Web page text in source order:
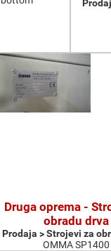
Druga oprema -
obradu drva
Prodaja > Strojevi za
OMMA SP1400